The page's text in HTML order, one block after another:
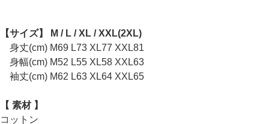
【サイズ】 M / L / XL / XXL(2XL)
身丈(cm) M69 L73 XL77 XXL81
身幅(cm) M52 L55 XL58 XXL63
袖丈(cm) M62 L63 XL64 XXL65
【 素材 】
コットン